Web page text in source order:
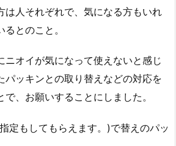
は人それぞれで、気になる方もいれ
とのこと。
ニオイが気になって使えないと感じ
パッキンとの取り替えなどの対応を
、お願いすることにしました。
定もしてもらえます。)で替えのパッ